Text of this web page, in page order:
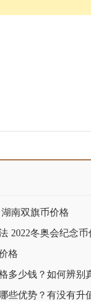
南双旗币价格
2022冬奥会纪念
格
多少钱？如何辨别
些优势？有没有升